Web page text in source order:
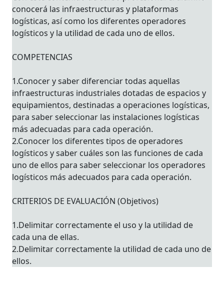
conocerá las infraestructuras y plataformas
logísticas, así como los diferentes operadores
logísticos y la utilidad de cada uno de ellos.
COMPETENCIAS
1.Conocer y saber diferenciar todas aquellas
infraestructuras industriales dotadas de espacios y
equipamientos, destinadas a operaciones logísticas,
para saber seleccionar las instalaciones logísticas
más adecuadas para cada operación.
2.Conocer los diferentes tipos de operadores
logísticos y saber cuáles son las funciones de cada
uno de ellos para saber seleccionar los operadores
logísticos más adecuados para cada operación.
CRITERIOS DE EVALUACIÓN (Objetivos)
1.Delimitar correctamente el uso y la utilidad de
cada una de ellas.
2.Delimitar correctamente la utilidad de cada uno de
ellos.